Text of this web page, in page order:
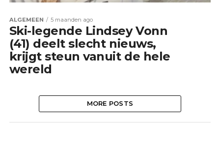
ALGEMEEN 5 maanden ago
Ski-legende Lindsey Vonn
(41) deelt slecht nieuws,
krijgt steun vanuit de hele
wereld
MORE POSTS